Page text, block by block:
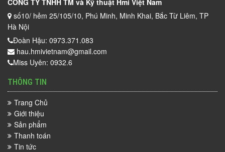
CÔNG TY TNHH TM và Kỹ thuật Hmi Việt Nam
số10/ hẻm 25/105/10, Phú Minh, Minh Khai, Bắc Từ Liêm, TP
Hà Nội
Đoàn Hậu: 0973.371.083
hau.hmivietnam@gmail.com
Miss Uyên: 0932.6
THÔNG TIN
Trang Chủ
Giới thiệu
Sản phẩm
Thanh toán
Tin tức